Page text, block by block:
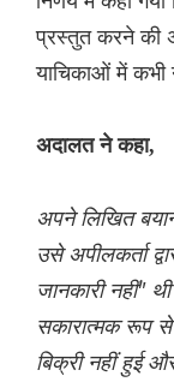
प्रस्तुत करने की
याचिकाओं में कभी
अदालत ने कहा,
अपने लिखित
उसे अपीलकर्ता
जानकारी नहीं"
सकारात्मक रूप
बिक्री नहीं हुई